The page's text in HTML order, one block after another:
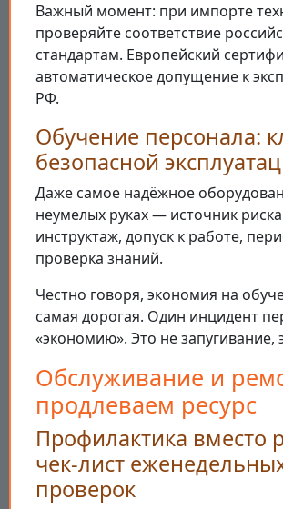
Важный момент: при импорте
проверяйте соответствие
стандартам. Европейский
автоматическое допущение к
РФ.
Обучение персонала:
безопасной
Даже самое надёжное
неумелых руках — источник
инструктаж, допуск к работе,
проверка знаний.
Честно говоря, экономия на
самая дорогая. Один инцидент
«экономию». Это не запугивание,
Обслуживание и
продлеваем ресурс
Профилактика вместо
чек-лист
проверок